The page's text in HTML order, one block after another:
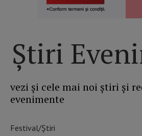
Știri
vezi și cele mai noi știri și
evenimente
Festival/Știri